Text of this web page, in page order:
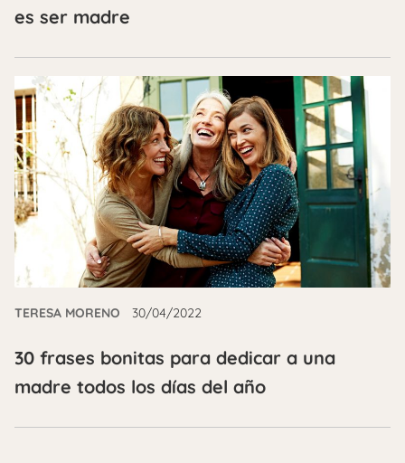
es ser madre
TERESA MORENO 30/04/2022
30 frases bonitas para dedicar a una
madre todos los días del año